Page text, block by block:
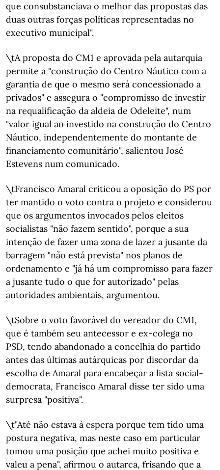
que consubstanciava o melhor das propostas das
duas outras forças políticas representadas no
executivo municipal".
\tA proposta do CM1 e aprovada pela autarquia
permite a "construção do Centro Náutico com a
garantia de que o mesmo será concessionado a
privados" e assegura o "compromisso de investir
na requalificação da aldeia de Odeleite", num
"valor igual ao investido na construção do Centro
Náutico, independentemente do montante de
financiamento comunitário", salientou José
Estevens num comunicado.
\tFrancisco Amaral criticou a oposição do PS por
ter mantido o voto contra o projeto e considerou
que os argumentos invocados pelos eleitos
socialistas "não fazem sentido", porque a sua
intenção de fazer uma zona de lazer a jusante da
barragem "não está prevista" nos planos de
ordenamento e "já há um compromisso para fazer
a jusante tudo o que for autorizado" pelas
autoridades ambientais, argumentou.
\tSobre o voto favorável do vereador do CM1,
que é também seu antecessor e ex-colega no
PSD, tendo abandonado a concelhia do partido
antes das últimas autárquicas por discordar da
escolha de Amaral para encabeçar a lista social-
democrata, Francisco Amaral disse ter sido uma
surpresa "positiva".
\t"Até não estava à espera porque tem tido uma
postura negativa, mas neste caso em particular
tomou uma posição que achei muito positiva e
valeu a pena", afirmou o autarca, frisando que a